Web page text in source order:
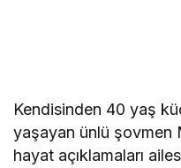
Kendisinden 40 yaş
yaşayan ünlü şovmen
hayat açıklamaları